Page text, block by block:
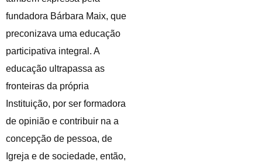
fundadora Bárbara Maix, que
preconizava uma educação
participativa integral. A
educação ultrapassa as
fronteiras da própria
Instituição, por ser formadora
de opinião e contribuir na a
concepção de pessoa, de
Igreja e de sociedade, então,